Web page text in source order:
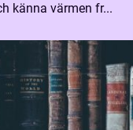
känna värmen fr...